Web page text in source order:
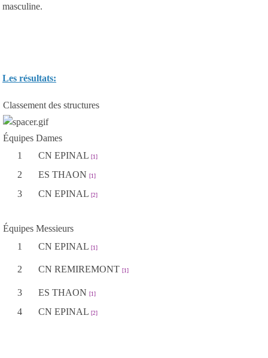
masculine.
Les résultats:
Classement des structures
Équipes Dames
1
CN EPINAL [1]
2 ES THAON [1]
3 CN EPINAL [2]
Équipes Messieurs
1
CN EPINAL [1]
2 CN REMIREMONT [1]
3 ES THAON [1]
4 CN EPINAL [2]